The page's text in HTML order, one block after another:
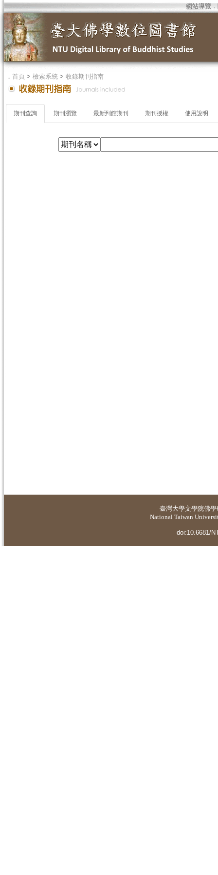
網站導覽 ．
． 首頁 > 檢索系統 > 收錄期刊指南
期刊查詢 期刊瀏覽 最新到館期刊 期刊授權 使用說明
臺灣大學文學院佛
National Taiwan
doi:10.6681/